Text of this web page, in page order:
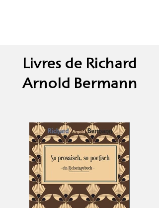
Livres de Richard
Arnold Bermann